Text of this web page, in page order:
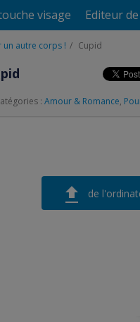
visage Editeur
un autre corps ! Cupid
: Amour & Romance,
de